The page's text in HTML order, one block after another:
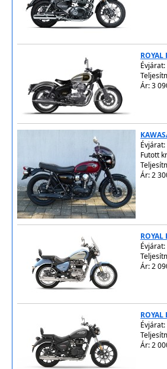
ROYAL
Évjárat:
Ár: 3
Évjárat:
Futott
Ár: 2
ROYAL
Évjárat:
Ár: 2
ROYAL
Évjárat:
Ár: 2